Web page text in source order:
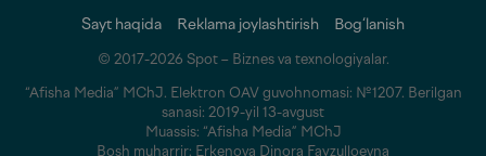
Sayt haqida Reklama joylashtirish Bog‘lanish
© 2017-2026 Spot – Biznes va texnologiyalar.
“Afisha Media” MChJ. Elektron OAV guvohnomasi: №1207. Berilgan
sanasi: 2019-yil 13-avgust
Muassis: “Afisha Media” MChJ
Bosh muharrir: Erkenova Dinora Fayzulloevna